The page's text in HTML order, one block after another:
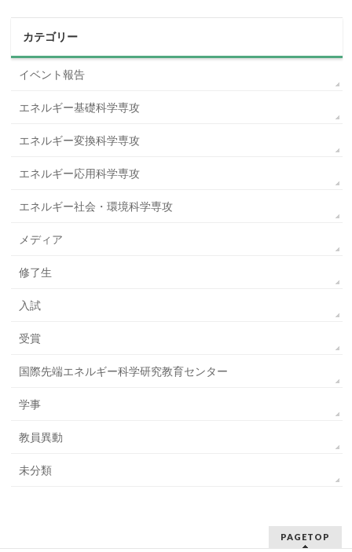
カテゴリー
イベント報告
エネルギー基礎科学専攻
エネルギー変換科学専攻
エネルギー応用科学専攻
エネルギー社会・環境科学専攻
メディア
修了生
入試
受賞
国際先端エネルギー科学研究教育センター
学事
教員異動
未分類
PAGETOP